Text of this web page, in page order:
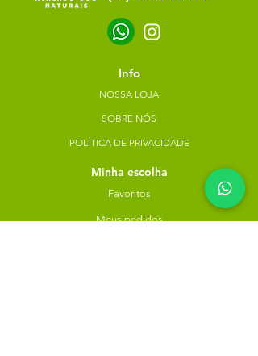
Info
NOSSA LOJA
SOBRE NÓS
POLÍTICA DE PRIVACIDADE
Minha escolha
Favoritos
Meus pedidos